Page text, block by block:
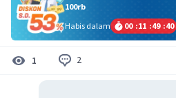
100rb
Habis dalam
00 :11 :49 :40
1 2